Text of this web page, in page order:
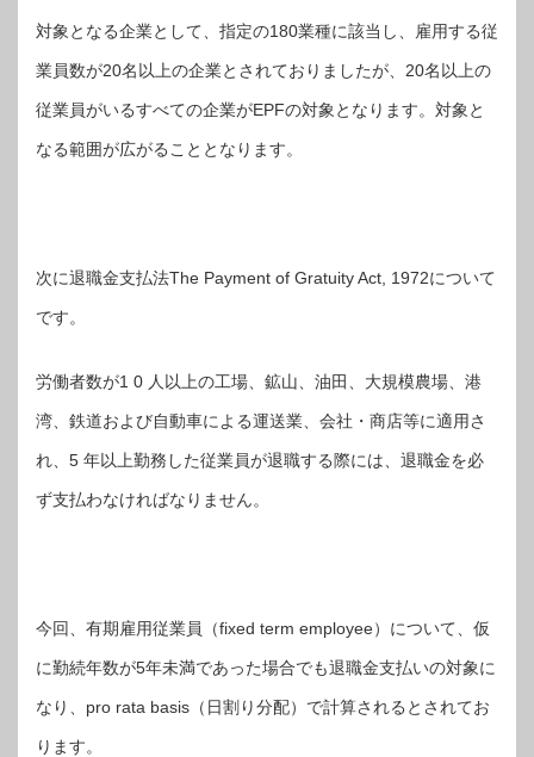
対象となる企業として、指定の180業種に該当し、雇用する従
業員数が20名以上の企業とされておりましたが、20名以上の
従業員がいるすべての企業がEPFの対象となります。対象と
なる範囲が広がることとなります。
次に退職金支払法The Payment of Gratuity Act, 1972について
です。
労働者数が1 0 人以上の工場、鉱山、油田、大規模農場、港
湾、鉄道および自動車による運送業、会社・商店等に適用さ
れ、5 年以上勤務した従業員が退職する際には、退職金を必
ず支払わなければなりません。
今回、有期雇用従業員（fixed term employee）について、仮
に勤続年数が5年未満であった場合でも退職金支払いの対象に
なり、pro rata basis（日割り分配）で計算されるとされてお
ります。